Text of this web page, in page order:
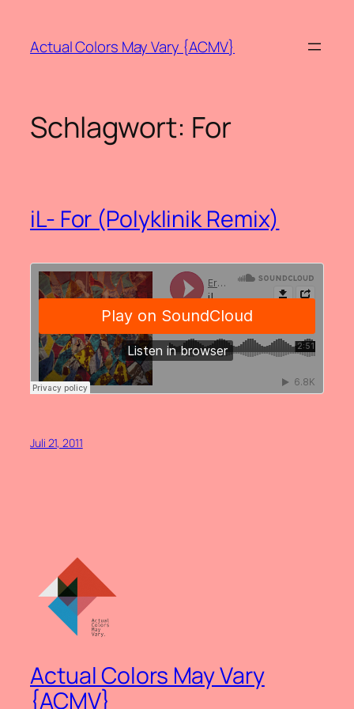
springen
Actual Colors May Vary {ACMV}
Schlagwort: For
iL- For (Polyklinik Remix)
Juli 21, 2011
Actual Colors May Vary
{ACMV}